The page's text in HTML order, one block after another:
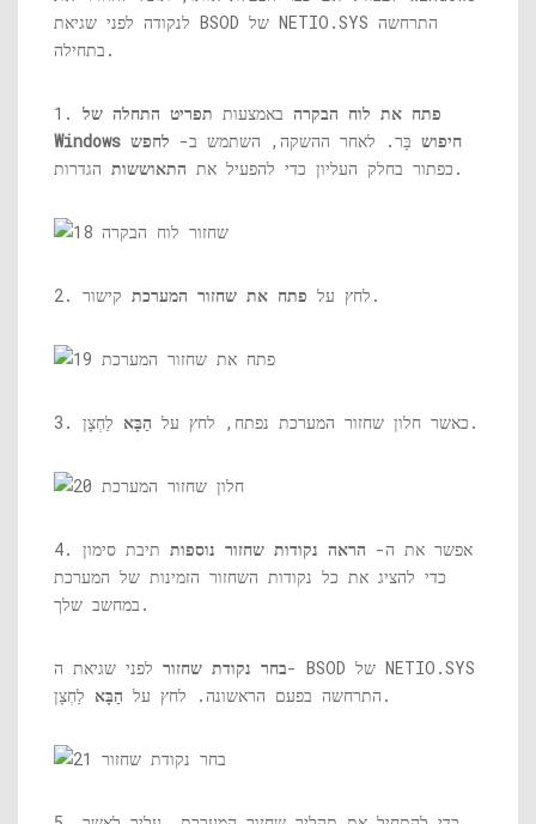
NETIO.SYS
בתחילה.
1. פתח את לוח הבקרה באמצעות תפריט התחלה של
Windows חיפוש בָּר. לאחר ההשקה, השתמש ב- לחפש
כפתור בחלק העליון כדי להפעיל את התאוששות הגדרות.
2. לחץ על פתח את שחזור המערכת קישור.
3. כאשר חלון שחזור המערכת נפתח, לחץ על הַבָּא לַחְצָן.
4. אפשר את ה- הראה נקודות שחזור נוספות תיבת סימון
כדי להציג את כל נקודות השחזור הזמינות של המערכת
במחשב שלך.
בחר נקודת שחזור
NETIO.SYS
התרחשה בפעם הראשונה. לחץ על הַבָּא לַחְצָן.